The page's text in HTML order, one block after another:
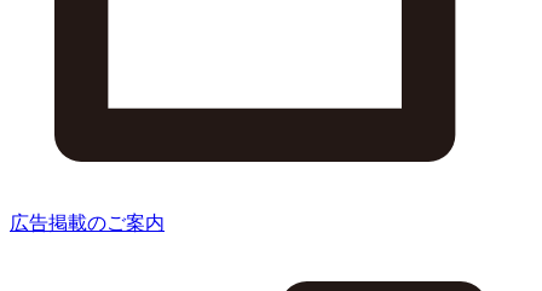
広告掲載のご案内